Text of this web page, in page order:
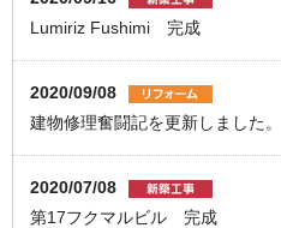
Lumiriz Fushimi 完成
2020/09/08
建物修理奮闘記を更新しました。
2020/07/08
第17フクマルビル 完成